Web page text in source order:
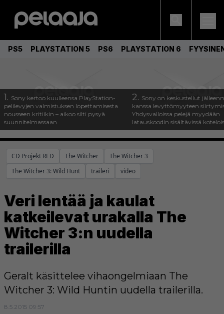
PS5 PLAYSTATION 5 PS6 PLAYSTATION 6
1. Sony kertoo kuulleensa PlayStation-
pelilevyjen valmistuksen lopettamisesta
nousseen kritiikin – aikoo silti pysyä
suunnitelmassaan
2. Sony on keskustellut
kanssa levyttömyyteen
Yhdysvalloissa pelejä myydään
latauskoodin sisältävissä
CD Projekt RED The Witcher
The Witcher 3
The Witcher 3: Wild Hunt
traileri video
Veri lentää ja kaulat
katkeilevat urakalla The
Witcher 3:n uudella
trailerilla
Geralt käsittelee vihaongelmiaan The
Witcher 3: Wild Huntin uudella trailerilla.
8.5.2015 09:57